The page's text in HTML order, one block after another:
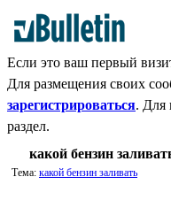
Если это ваш первый
Для размещения своих
зарегистрироваться. Для
раздел.
какой бензин
Тема: какой бензин заливать